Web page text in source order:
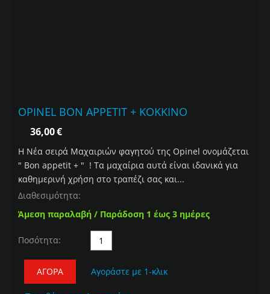
OPINEL BON APPETIT + ΚΟΚΚΙΝΟ
36,00€
Η Nέα σειρά Μαχαιριών φαγητού της Opinel ονομάζεται
" Bon appetit + " ! Τα μαχαίρια αυτά είναι ιδανικά για
καθημερινή χρήση στο τραπέζι σας και...
Διαθεσιμότητα:
Άμεση παραλαβή / Παράδοση 1 έως 3 ημέρες
Ποσότητα:
ΑΓΟΡΆ Αγοράστε με 1-κλικ